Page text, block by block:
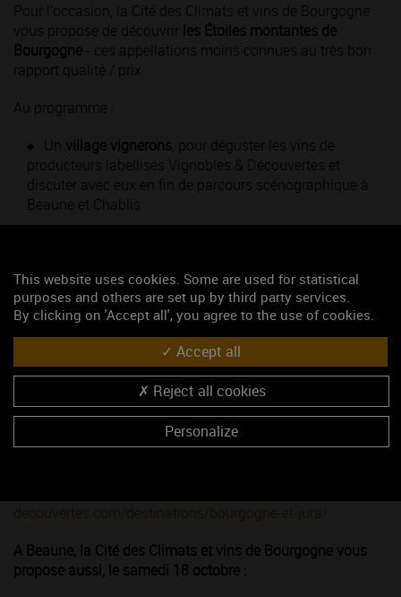
Pour l’occasion, la Cité des Climats et vins de Bourgogne
vous propose de découvrir les Étoiles montantes de
Bourgogne - ces appellations moins connues au très bon
rapport qualité / prix.
Au programme :
Un village vignerons , pour déguster les vins de
producteurs labellisés Vignobles & Découvertes et
discuter avec eux en fin de parcours scénographique à
Beaune et Chablis
Unmâchon bourguignon, pour prolonger l’exploration
et accompagner vos dégustations au bar des cités de
Beaune et Chablis (le midi)
Unedégustation commentée de 3 vins, pour
approfondir vos connaissances en toute convivialité
après le parcours scénographique de Mâcon
Prolongez le week-end avec nos vignerons labellisés qui
decouvertes.com/destinations/bourgogne-et-jura/
A Beaune, la Cité des Climats et vins de Bourgogne vous
propose aussi, le samedi 18 octobre :
This website uses cookies. Some are used for statistical
purposes and others are set up by third party services.
By clicking on 'Accept all', you agree to the use of cookies.
Accept all
Reject all cookies
Personalize